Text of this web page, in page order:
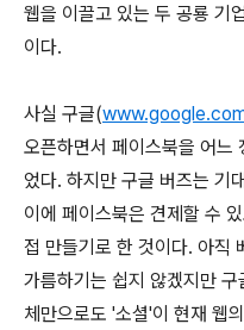
웹을 이끌고 있는 두 공룡 기
이다.
사실 구글(
오픈하면서 페이스북을 어느
었다. 하지만 구글 버즈는 기
이에 페이스북은 견제할 수
접 만들기로 한 것이다. 아직
가름하기는 쉽지 않겠지만
체만으로도 '소셜'이 현재 웹